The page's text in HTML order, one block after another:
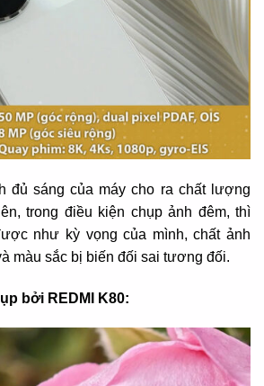
đủ sáng của máy cho ra chất lượng
trong điều kiện chụp ảnh đêm, thì
như kỳ vọng của mình, chất ảnh
màu sắc bị biến đối sai tương đối.
bởi REDMI K80: